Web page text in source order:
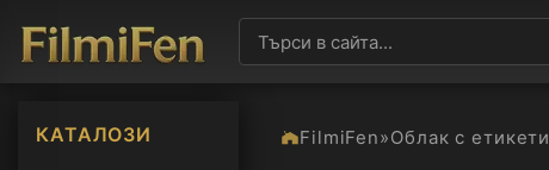
КАТАЛОЗИ FilmiFen»Облак с етикети